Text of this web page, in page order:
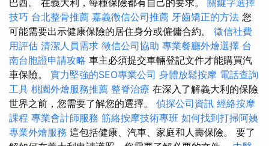
巴西。 在義大利，每種保險都有自己的要求。 關鍵字選擇
技巧 台北整骨推薦 嘉義徵信公司推薦 牙齒矯正的方法 您
可能需要出示健康保險的居住身分或僱傭合約。 徵信社費
用評估 清潔人員需求 徵信公司協助 專業餐廳外燴選擇 台
南台胞證申請攻略 車主必須提交車輛登記文件才能購買汽
車保險。 實力堅強的SEO專業公司 身體放鬆按摩 電話查詢
工具 桃園外燴服務推薦 整脊治療 在深入了解義大利的保險
世界之前，您需要了解您的選擇。 偵探公司資訊 經絡按摩
課程 專業會計師服務 筋絡按摩技術專班 如何找到打掃阿姨
專業外燴服務 這包括健康、汽車、家庭和人壽保險。 要了